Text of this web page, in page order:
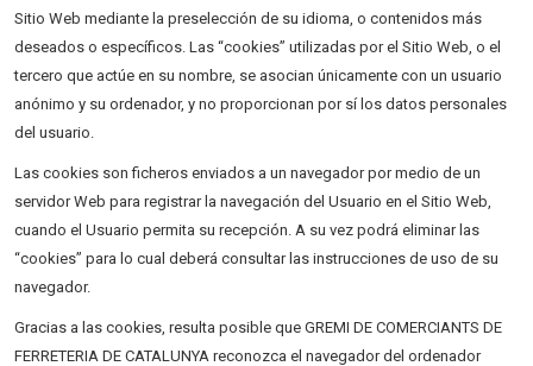
Sitio Web mediante la preselección de su idioma, o contenidos más
deseados o específicos. Las “cookies” utilizadas por el Sitio Web, o el
tercero que actúe en su nombre, se asocian únicamente con un usuario
anónimo y su ordenador, y no proporcionan por sí los datos personales
del usuario.
Las cookies son ficheros enviados a un navegador por medio de un
servidor Web para registrar la navegación del Usuario en el Sitio Web,
cuando el Usuario permita su recepción. A su vez podrá eliminar las
“cookies” para lo cual deberá consultar las instrucciones de uso de su
navegador.
Gracias a las cookies, resulta posible que GREMI DE COMERCIANTS DE
FERRETERIA DE CATALUNYA reconozca el navegador del ordenador